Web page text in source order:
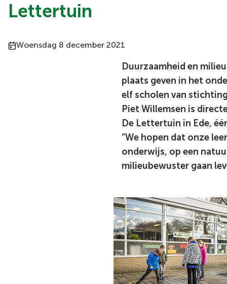
Lettertuin
Publicatiedatum:
Woensdag 8 december 2021
Duurzaamheid en
plaats geven in het
elf scholen van
Piet Willemsen is
De Lettertuin in Ede,
“We hopen dat onze
onderwijs, op een
milieubewuster gaan